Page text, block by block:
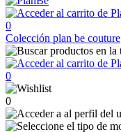
0
Colección plan be couture
0
0